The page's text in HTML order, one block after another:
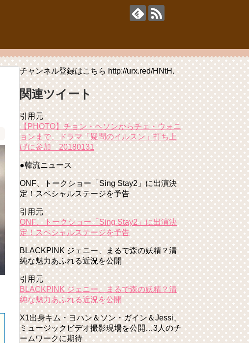
チャンネル登録はこちら http://urx.red/HNtH.
関連ツイート
引用元
【PHOTO】チョン・ヘソンからチェ・ウォニ
ョンまで、ドラマ「疑問のイルスン」打ち上
げに参加 20180131
●韓流ニュース
ONF、トークショー「Sing Stay2」に出演決
定！スペシャルステージを予告
引用元
ONF、トークショー「Sing Stay2」に出演決
定！スペシャルステージを予告
BLACKPINK ジェニー、まるで森の妖精？清
純な魅力あふれる近況を公開
引用元
BLACKPINK ジェニー、まるで森の妖精？清
純な魅力あふれる近況を公開
X1出身キム・ヨハン＆ソン・ガイン＆Jessi、
ミュージックビデオ撮影現場を公開…3人のチ
ームワークに期待